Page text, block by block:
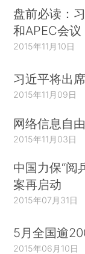
盘前必读：
和APEC会议
2015年11月10日
习近平将出
2015年11月09日
网络信息自
2015年11月03日
中国力保“阅
案再启动
2015年07月31日
5月全国逾
2015年06月10日